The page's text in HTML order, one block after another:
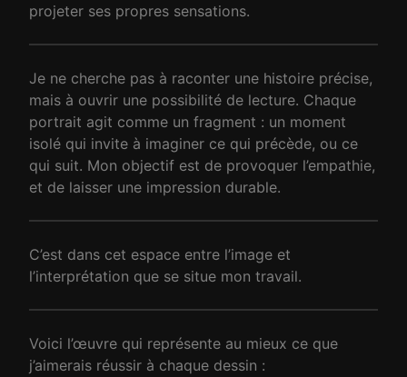
projeter ses propres sensations.
Je ne cherche pas à raconter une histoire précise,
mais à ouvrir une possibilité de lecture. Chaque
portrait agit comme un fragment : un moment
isolé qui invite à imaginer ce qui précède, ou ce
qui suit. Mon objectif est de provoquer l’empathie,
et de laisser une impression durable.
C’est dans cet espace entre l’image et
l’interprétation que se situe mon travail.
Voici l’œuvre qui représente au mieux ce que
j’aimerais réussir à chaque dessin :